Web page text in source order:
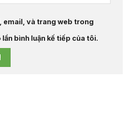
email, và trang web trong
bình luận kế tiếp của tôi.